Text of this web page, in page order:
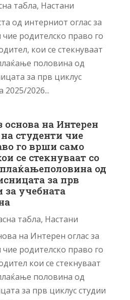
табла, Настани
од интерниот оглас за
родителско право го
кои се стекнуваат
половина од
за прв циклус
2025/2026...
основа на Интерен
студенти чие
го врши само
се стекнуваат со
од
за прв
за учебната
табла, Настани
на Интерен оглас за
родителско право го
кои се стекнуваат
половина од
за прв циклус студии